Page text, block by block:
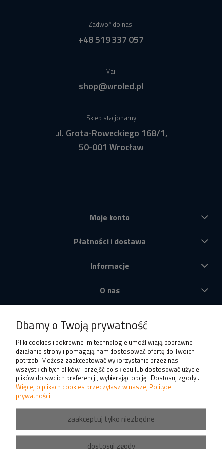
Zadwoń do nas!
+48 519 337 057
Mail
shop@wroled.pl
Sklep stacjonarny
ul. Grota-Roweckiego 168/1,
50-001 Wrocław
Moje konto
Płatności i dostawa
Informacje
O nas
Dbamy o Twoją prywatność
Pliki cookies i pokrewne im technologie umożliwiają poprawne
działanie strony i pomagają nam dostosować ofertę do Twoich
potrzeb. Możesz zaakceptować wykorzystanie przez nas
wszystkich tych plików i przejść do sklepu lub dostosować użycie
plików do swoich preferencji, wybierając opcję "Dostosuj zgody".
Więcej o plikach cookies przeczytasz w naszej Polityce
prywatności.
zaakceptuj tylko niezbędne
dostosuj zgody